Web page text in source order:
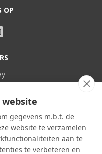
website
gegevens m.b.t. de
website te verzamelen
aan te
te verbeteren en
OP